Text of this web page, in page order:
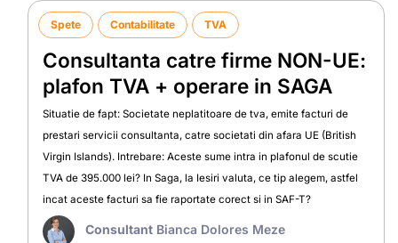
Spete Contabilitate TVA
Consultanta catre firme NON-UE:
plafon TVA + operare in SAGA
Situatie de fapt: Societate neplatitoare de tva, emite facturi de
prestari servicii consultanta, catre societati din afara UE (British
Virgin Islands). Intrebare: Aceste sume intra in plafonul de scutie
TVA de 395.000 lei? In Saga, la Iesiri valuta, ce tip alegem, astfel
incat aceste facturi sa fie raportate corect si in SAF-T?
Consultant Bianca Dolores Meze